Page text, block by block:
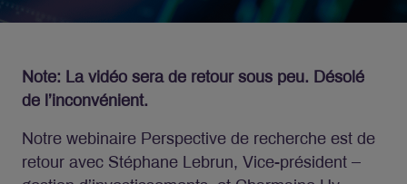
Note: La vidéo sera de retour sous peu. Désolé
de l’inconvénient.
Notre webinaire Perspective de recherche est de
retour avec Stéphane Lebrun, Vice-président –